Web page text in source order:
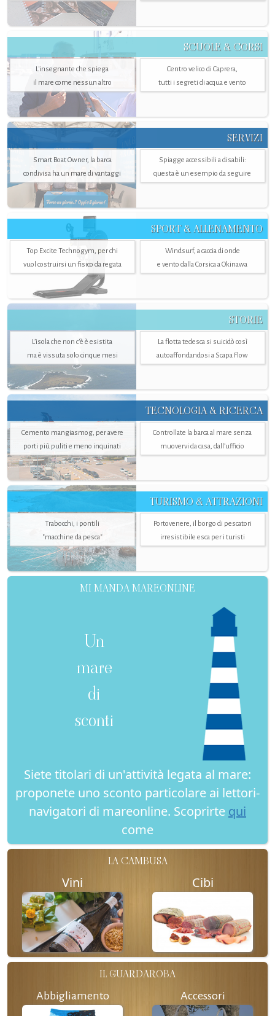
SCUOLE & CORSI
L'insegnante che spiega
il mare come nessun altro
Centro velico di Caprera,
tutti i segreti di acqua e vento
SERVIZI
Smart Boat Owner, la barca
condivisa ha un mare di vantaggi
Spiagge accessibili a disabili:
questa è un esempio da seguire
SPORT & ALLENAMENTO
Top Excite Technogym, per chi
vuol costruirsi un fisico da regata
Windsurf, a caccia di onde
e vento dalla Corsica a Okinawa
STORIE
L’isola che non c'è è esistita
ma è vissuta solo cinque mesi
La flotta tedesca si suicidò così
autoaffondandosi a Scapa Flow
TECNOLOGIA & RICERCA
Cemento mangiasmog, per avere
porti più puliti e meno inquinati
Controllate la barca al mare senza
muovervi da casa, dall’ufficio
TURISMO & ATTRAZIONI
Trabocchi, i pontili
"macchine da pesca"
Portovenere, il borgo di pescatori
irresistibile esca per i turisti
MI MANDA MAREONLINE
Un
mare
di
sconti
Siete titolari di un'attività legata al mare:
proponete uno sconto particolare ai lettori-
navigatori di mareonline. Scoprirte qui
come
LA CAMBUSA
Vini Cibi
IL GUARDAROBA
Abbigliamento Accessori